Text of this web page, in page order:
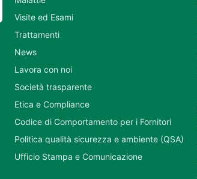
Visite ed Esami
Trattamenti
News
Lavora con noi
Società trasparente
Etica e Compliance
Codice di Comportamento per i Fornitori
Politica qualità sicurezza e ambiente (QSA)
Ufficio Stampa e Comunicazione